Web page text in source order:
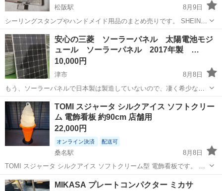
松阪駅
8月9日
シーリングスタンプやハンドメイド用品のまとめ売りです。 SHEINや
100均などで少しずつ集めましたが、結局1〜2回程度しか使用せず、そ
のまま保管していました。 シーリングスタンプ、ワックス、スタンプ
用品、グルーガンなど...
三重 松阪市 松阪駅
安心の三菱 ソーラーパネル 太陽電池モジ
ュール ソーラーパネル 2017年製 …
10,000円
津市
8月8日
もう、ソーラーパネルで日本製は製造していないので、凄く希少なパ
ネルです 購入者様から大変好評のソーラーパネル残り13枚になりまし
た。ありがとうございます。必要な方はなかなか日本製でこの値段は
出ませんのでお早めにお願い致しま...
三重 津市 ソーラーパネル
TOMI スジャータ シルクアイス ソフトクリー
ム 電飾看板 約90cm 店舗用
22,000円
オンライン決済 配送可
桑名駅
8月8日
TOMI スジャータ シルクアイス ソフトクリーム型 電飾看板です。 店
舗用の大型ディスプレイ・電飾看板になります。 【状態】 通電・点灯
確認済みです。 目立つ傷や汚れはなく、比較的きれいな状態です。 中
三重 桑名市 その他 スジャータ
MIKASA プレートコンパクター ミカサ